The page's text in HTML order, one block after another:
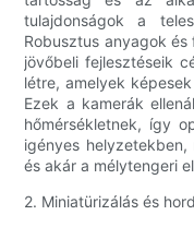
tulajdonságok a
Robusztus anyagok
jövőbeli fejlesztéseik
létre, amelyek
Ezek a kamerák
hőmérsékletnek, így
igényes
és akár a mélytengeri
2. Miniatürizálás és